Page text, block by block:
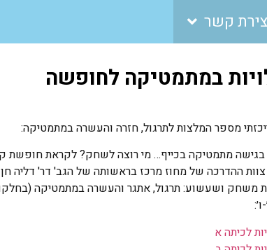
קשר
במתמטיקה לחופשה
מספר המלצות לתרגול, חזרה והעשרה במתמטיקה:
בגישה מתמטיקה בכייף… מי רוצה לשחק? לקראת חופשת
ההדרכה של מחוז מרכז בראשותה של הגב' דר' דליה
משחק ושעשוע: תרגול, אתגר והעשרה במתמטיקה
לכיתה א